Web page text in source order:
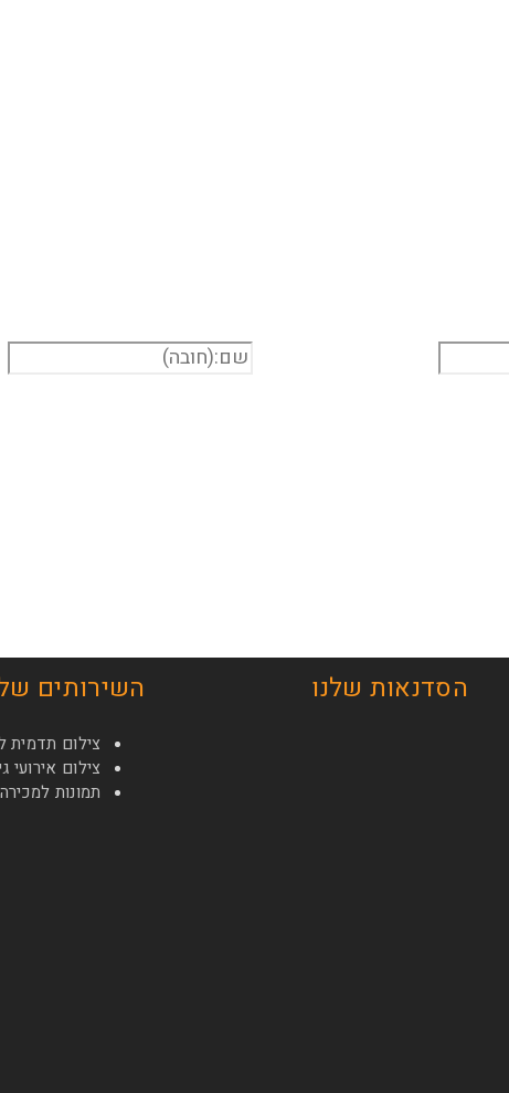
השירותים
צילום תדמית
צילום אירועי
תמונות למכירה
הסדנאות שלנו